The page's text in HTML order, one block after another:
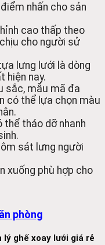
nhấn cho sản
cao thấp theo
cho người sử
lưng lưới là dòng
hiện nay.
sắc, mẫu mã đa
có thể lựa chọn màu
tháo dỡ nhanh
sát lưng người
xuống phù hợp cho
phòng
ghế xoay lưới giá rẻ